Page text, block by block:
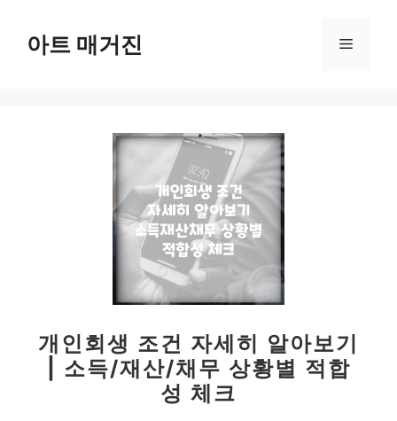
아트 매거진 메
개인회생 조건 자세히 알아보기
| 소득/재산/채무 상황별 적합
성 체크